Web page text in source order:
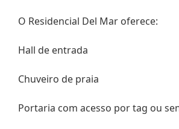
O Residencial Del Mar oferece:
Hall de entrada
Chuveiro de praia
Portaria com acesso por tag ou